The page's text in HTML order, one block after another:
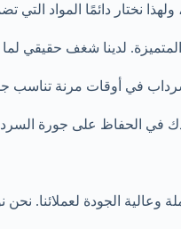
نختار دائمًا المواد التي
لدينا شغف حقيقي لما
في أوقات مرنة تناسب
في الحفاظ على جورة
وعالية الجودة لعملائنا.